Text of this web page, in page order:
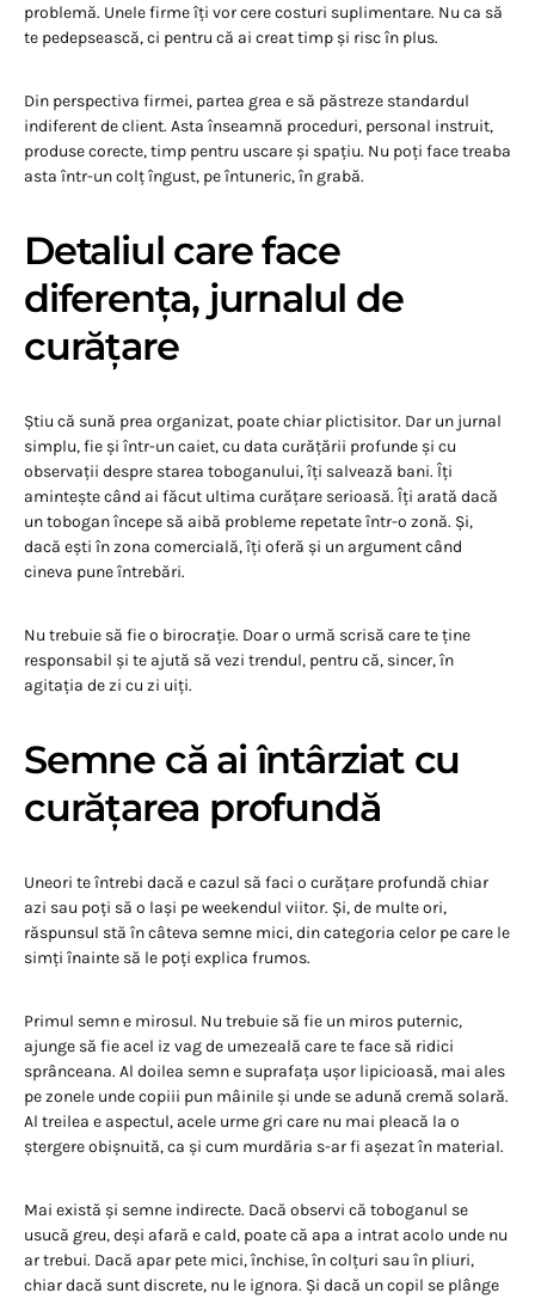
problemă. Unele firme îți vor cere costuri suplimentare. Nu ca să
te pedepsească, ci pentru că ai creat timp și risc în plus.
Din perspectiva firmei, partea grea e să păstreze standardul
indiferent de client. Asta înseamnă proceduri, personal instruit,
produse corecte, timp pentru uscare și spațiu. Nu poți face treaba
asta într-un colț îngust, pe întuneric, în grabă.
Detaliul care face
diferența, jurnalul de
curățare
Știu că sună prea organizat, poate chiar plictisitor. Dar un jurnal
simplu, fie și într-un caiet, cu data curățării profunde și cu
observații despre starea toboganului, îți salvează bani. Îți
amintește când ai făcut ultima curățare serioasă. Îți arată dacă
un tobogan începe să aibă probleme repetate într-o zonă. Și,
dacă ești în zona comercială, îți oferă și un argument când
cineva pune întrebări.
Nu trebuie să fie o birocrație. Doar o urmă scrisă care te ține
responsabil și te ajută să vezi trendul, pentru că, sincer, în
agitația de zi cu zi uiți.
Semne că ai întârziat cu
curățarea profundă
Uneori te întrebi dacă e cazul să faci o curățare profundă chiar
azi sau poți să o lași pe weekendul viitor. Și, de multe ori,
răspunsul stă în câteva semne mici, din categoria celor pe care le
simți înainte să le poți explica frumos.
Primul semn e mirosul. Nu trebuie să fie un miros puternic,
ajunge să fie acel iz vag de umezeală care te face să ridici
sprânceana. Al doilea semn e suprafața ușor lipicioasă, mai ales
pe zonele unde copiii pun mâinile și unde se adună cremă solară.
Al treilea e aspectul, acele urme gri care nu mai pleacă la o
ștergere obișnuită, ca și cum murdăria s-ar fi așezat în material.
Mai există și semne indirecte. Dacă observi că toboganul se
usucă greu, deși afară e cald, poate că apa a intrat acolo unde nu
ar trebui. Dacă apar pete mici, închise, în colțuri sau în pliuri,
chiar dacă sunt discrete, nu le ignora. Și dacă un copil se plânge